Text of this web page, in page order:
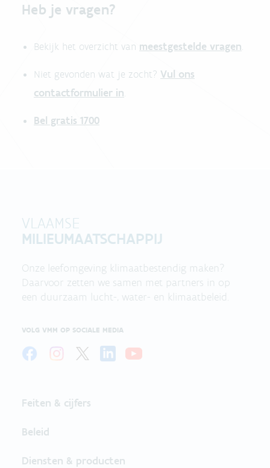
Heb je vragen?
Bekijk het overzicht van meestgestelde vragen.
Niet gevonden wat je zocht? Vul ons
contactformulier in.
Bel gratis 1700
VLAAMSE
MILIEUMAATSCHAPPIJ
Onze leefomgeving klimaatbestendig maken?
Daarvoor zetten we samen met partners in op
een duurzaam lucht-, water- en klimaatbeleid.
VOLG VMM OP SOCIALE MEDIA
Feiten & cijfers
Beleid
Diensten & producten